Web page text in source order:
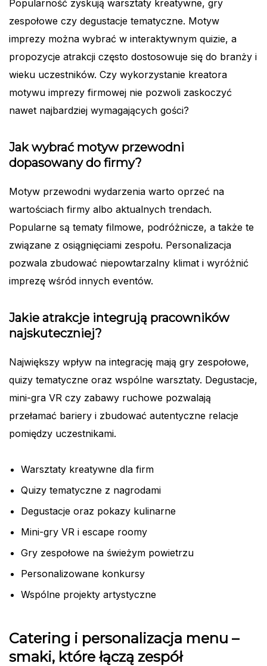
Popularność zyskują warsztaty kreatywne, gry
zespołowe czy degustacje tematyczne. Motyw
imprezy można wybrać w interaktywnym quizie, a
propozycje atrakcji często dostosowuje się do branży i
wieku uczestników. Czy wykorzystanie kreatora
motywu imprezy firmowej nie pozwoli zaskoczyć
nawet najbardziej wymagających gości?
Jak wybrać motyw przewodni
dopasowany do firmy?
Motyw przewodni wydarzenia warto oprzeć na
wartościach firmy albo aktualnych trendach.
Popularne są tematy filmowe, podróżnicze, a także te
związane z osiągnięciami zespołu. Personalizacja
pozwala zbudować niepowtarzalny klimat i wyróżnić
imprezę wśród innych eventów.
Jakie atrakcje integrują pracowników
najskuteczniej?
Największy wpływ na integrację mają gry zespołowe,
quizy tematyczne oraz wspólne warsztaty. Degustacje,
mini-gra VR czy zabawy ruchowe pozwalają
przełamać bariery i zbudować autentyczne relacje
pomiędzy uczestnikami.
Warsztaty kreatywne dla firm
Quizy tematyczne z nagrodami
Degustacje oraz pokazy kulinarne
Mini-gry VR i escape roomy
Gry zespołowe na świeżym powietrzu
Personalizowane konkursy
Wspólne projekty artystyczne
Catering i personalizacja menu –
smaki, które łączą zespół